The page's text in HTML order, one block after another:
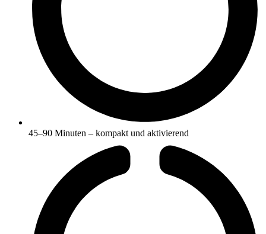
45–90 Minuten – kompakt und aktivierend